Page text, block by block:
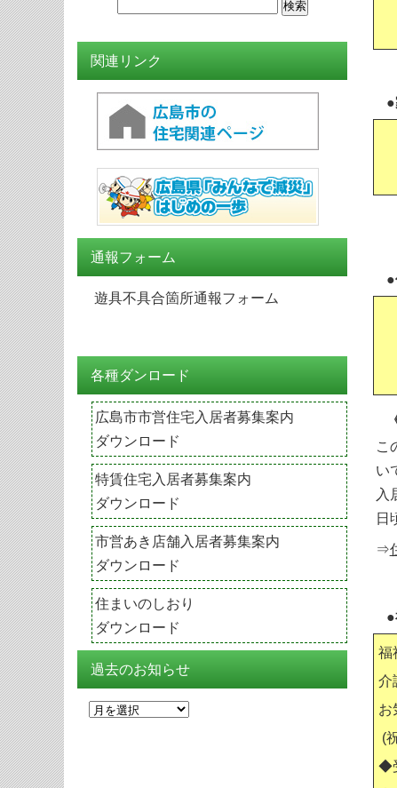
こ
い
入
日
⇒
福
介
お
(
◆
関連リンク
通報フォーム
遊具不具合箇所通報フォーム
各種ダンロード
広島市市営住宅入居者募集案内
ダウンロード
特賃住宅入居者募集案内
ダウンロード
市営あき店舗入居者募集案内
ダウンロード
住まいのしおり
ダウンロード
過去のお知らせ